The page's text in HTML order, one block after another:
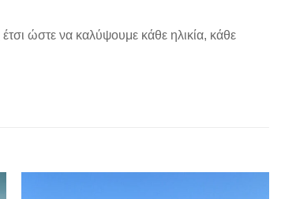
έτσι ώστε να καλύψουμε κάθε ηλικία, κάθε